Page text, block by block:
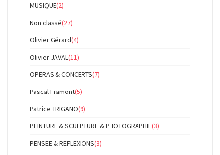
MUSIQUE(2)
Non classé(27)
Olivier Gérard(4)
Olivier JAVAL(11)
OPERAS & CONCERTS(7)
Pascal Framont(5)
Patrice TRIGANO(9)
PEINTURE & SCULPTURE & PHOTOGRAPHIE(3)
PENSEE & REFLEXIONS(3)